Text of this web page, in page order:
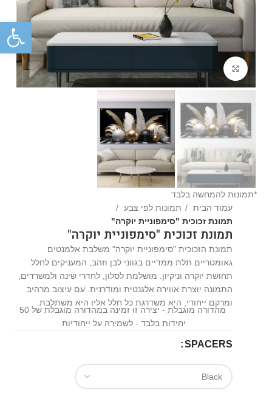
*תמונות להמחשה בלבד
עמוד הבית
תמונות לפי צבע
תמונת זכוכית "סימפוניית יוקרה"
תמונת זכוכית "סימפוניית יוקרה"
תמונת הזכוכית "סימפוניית יוקרה" משלבת אלמנטים
גאומטריים תלת ממדיים בגווני לבן וזהב, המעניקים לחלל
תחושת יוקרה וניקיון. מושלמת לסלון, לחדרי שינה ולמשרדים,
התמונה יוצרת אווירה אלגנטית ומודרנית. עם עיצוב מרהיב
ומרקם ייחודי, היא משדרגת כל חלל אליו היא משתלבת.
מהדורה מוגבלת - יצירה זו זמינה במהדורה מוגבלת של 50
יחידות בלבד - לשמירה על ייחודיות
SPACERS